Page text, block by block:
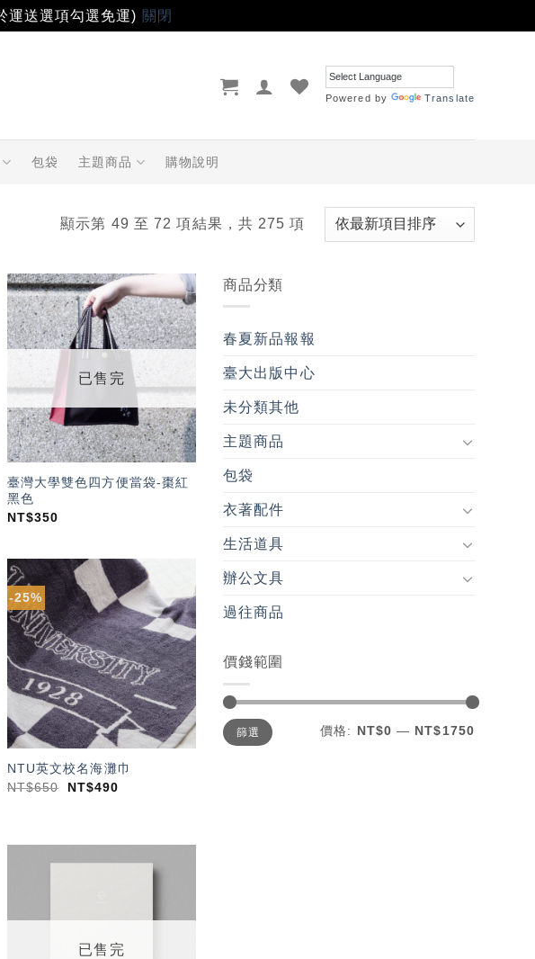
運送選項勾選免運) 關閉
Powered by Translate
包袋 主題商品 購物說明
顯示第 49 至 72 項結果，共 275 項
加入
「願
望輕
已售完
臺灣大學雙色四方便當袋-棗紅
黑色
NT$350
-25%
加入
「願
望輕
單」
NTU英文校名海灘巾
NT$650 NT$490
望輕
已售完
商品分類
春夏新品報報
臺大出版中心
未分類其他
主題商品
包袋
衣著配件
生活道具
辦公文具
過往商品
價錢範圍
最
低
價
最
高
價
篩選 價格: NT$0 — NT$1750